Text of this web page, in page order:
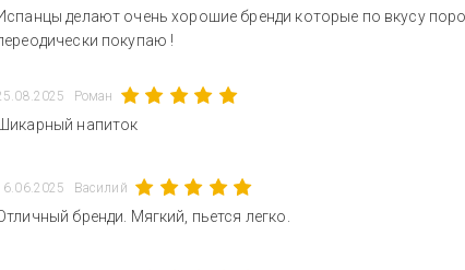
делают очень хорошие бренди которые по вкусу
покупаю !
Роман
напиток
Василий
бренди. Мягкий, пьется легко.